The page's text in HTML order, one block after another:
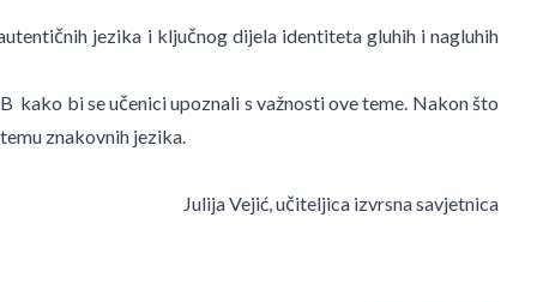
jezika i ključnog dijela identiteta gluhih i nagluhih
kako bi se učenici upoznali s važnosti ove teme. Nakon što
znakovnih jezika.
Julija Vejić, učiteljica izvrsna savjetnica